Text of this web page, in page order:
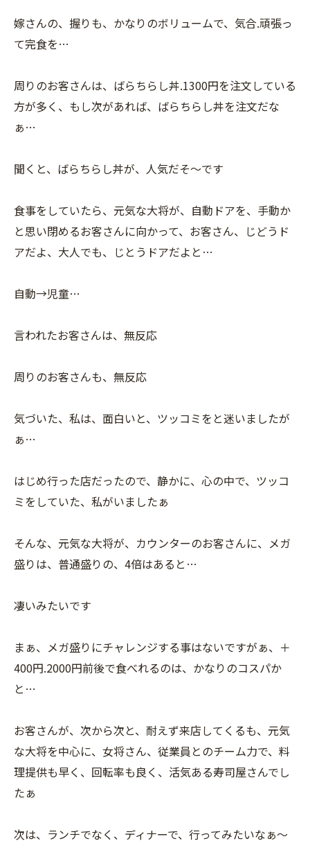
嫁さんの、握りも、かなりのボリュームで、気合.頑張っ
て完食を…
周りのお客さんは、ばらちらし丼.1300円を注文している
方が多く、もし次があれば、ばらちらし丼を注文だな
ぁ…
聞くと、ばらちらし丼が、人気だそ〜です
食事をしていたら、元気な大将が、自動ドアを、手動か
と思い閉めるお客さんに向かって、お客さん、じどうド
アだよ、大人でも、じとうドアだよと…
自動→児童…
言われたお客さんは、無反応
周りのお客さんも、無反応
気づいた、私は、面白いと、ツッコミをと迷いましたが
ぁ…
はじめ行った店だったので、静かに、心の中で、ツッコ
ミをしていた、私がいましたぁ
そんな、元気な大将が、カウンターのお客さんに、メガ
盛りは、普通盛りの、4倍はあると…
凄いみたいです
まぁ、メガ盛りにチャレンジする事はないですがぁ、＋
400円.2000円前後で食べれるのは、かなりのコスパか
と…
お客さんが、次から次と、耐えず来店してくるも、元気
な大将を中心に、女将さん、従業員とのチーム力で、料
理提供も早く、回転率も良く、活気ある寿司屋さんでし
たぁ
次は、ランチでなく、ディナーで、行ってみたいなぁ〜